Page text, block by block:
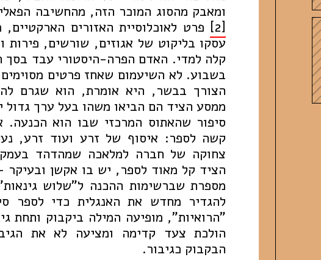
ומאבק מהסוג המוכר הזה, מהחשיבה
[2]
פרט לאוכלוסיית האזורים
עסקו בליקוט של אגוזים, שורשים, פירות
קלה למדי. האדם הפרה-היסטורי עבד
בשבוע. לא השיעמום שאחז פרטים
הצורך בבשר, היא אומרת, הוא שגרם
ממסע הציד הם הביאו משהו בעל ערך גדול
סיפור שהאתוס המרכזי שבו הוא הכנעה.
קשה לספר: איסוף של זרע ועוד זרע,
צחוקה של חברה למלאכה שמהדהד
הציד קל מאוד לספר, יש בו אקשן ובעיקר –
מספרת שברשימות ההכנה ל"שלוש גינאות"
להגדיר מחדש את האנגלית כדי לספר
"הרואיות", מופיעה המילה ביקבוק ותחת
הולכת צעד קדימה ומציעה לא את
הבקבוק כגיבור.